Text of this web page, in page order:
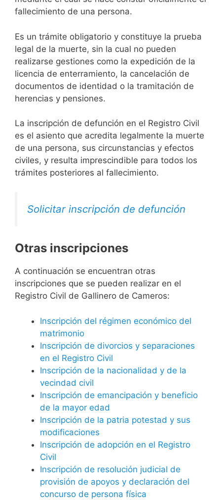
fallecimiento de una persona.
Es un trámite obligatorio y constituye la prueba
legal de la muerte, sin la cual no pueden
realizarse gestiones como la expedición de la
licencia de enterramiento, la cancelación de
documentos de identidad o la tramitación de
herencias y pensiones.
La inscripción de defunción en el Registro Civil
es el asiento que acredita legalmente la muerte
de una persona, sus circunstancias y efectos
civiles, y resulta imprescindible para todos los
trámites posteriores al fallecimiento.
Solicitar inscripción de defunción
Otras inscripciones
A continuación se encuentran otras
inscripciones que se pueden realizar en el
Registro Civil de Gallinero de Cameros:
Inscripción del régimen económico del
matrimonio
Inscripción de divorcios y separaciones
en el Registro Civil
Inscripción de la nacionalidad y de la
vecindad civil
Inscripción de emancipación y beneficio
de la mayor edad
Inscripción de la patria potestad y sus
modificaciones
Inscripción de adopción en el Registro
Civil
Inscripción de resolución judicial de
provisión de apoyos y declaración del
concurso de persona física